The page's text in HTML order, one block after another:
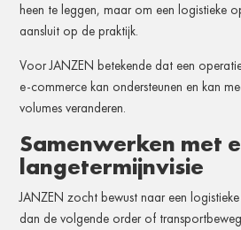
heen te leggen, maar om een logistieke
aansluit op de praktijk.
Voor JANZEN betekende dat een
e-commerce kan ondersteunen en kan
volumes veranderen.
Samenwerken met
langetermijnvisie
JANZEN zocht bewust naar een
dan de volgende order of